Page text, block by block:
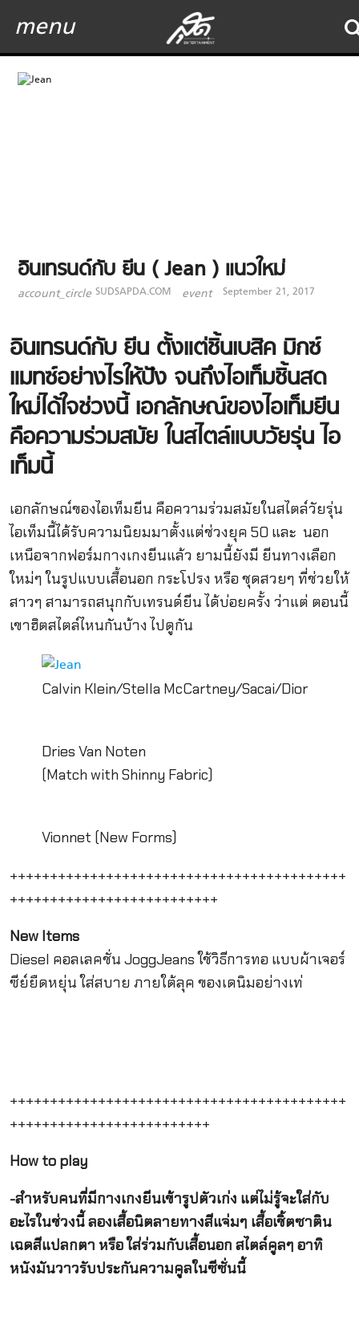
menu
อินเทรนด์กับ ยีน ( Jean ) แนวใหม่
account_circle SUDSAPDA.COM event September 21, 2017
อินเทรนด์กับ ยีน ตั้งแต่ชิ้นเบสิค มิกซ์
แมทซ์อย่างไรให้ปัง จนถึงไอเท็มชิ้นสด
ใหม่ได้ใจช่วงนี้ เอกลักษณ์ของไอเท็มยีน
คือความร่วมสมัย ในสไตล์แบบวัยรุ่น ไอ
เท็มนี้
เอกลักษณ์ของไอเท็มยีน คือความร่วมสมัยในสไตล์วัยรุ่น
ไอเท็มนี้ได้รับความนิยมมาตั้งแต่ช่วงยุค 50 และ นอก
เหนือจากฟอร์มกางเกงยีนแล้ว ยามนี้ยังมี ยีนทางเลือก
ใหม่ๆ ในรูปแบบเสื้อนอก กระโปรง หรือ ชุดสวยๆ ที่ช่วยให้
สาวๆ สามารถสนุกกับเทรนด์ยีน ได้บ่อยครั้ง ว่าแต่ ตอนนี้
เขาฮิตสไตล์ไหนกันบ้าง ไปดูกัน
Calvin Klein/Stella McCartney/Sacai/Dior
Dries Van Noten
(Match with Shinny Fabric)
Vionnet (New Forms)
++++++++++++++++++++++++++++++++++++++++++
++++++++++++++++++++++++++
New Items
Diesel คอลเลคชั่น JoggJeans ใช้วิธีการทอ แบบผ้าเจอร์
ซีย์ยืดหยุ่น ใส่สบาย ภายใต้ลุค ของเดนิมอย่างเท่
++++++++++++++++++++++++++++++++++++++++++
+++++++++++++++++++++++++
How to play
-สำหรับคนที่มีกางเกงยีนเข้ารูปตัวเก่ง แต่ไม่รู้จะใส่กับ
อะไรในช่วงนี้ ลองเสื้อนิตลายทางสีแจ่มๆ เสื้อเชิ้ตซาติน
เฉดสีแปลกตา หรือ ใส่ร่วมกับเสื้อนอก สไตล์คูลๆ อาทิ
หนังมันวาวรับประกันความคูลในซีซั่นนี้